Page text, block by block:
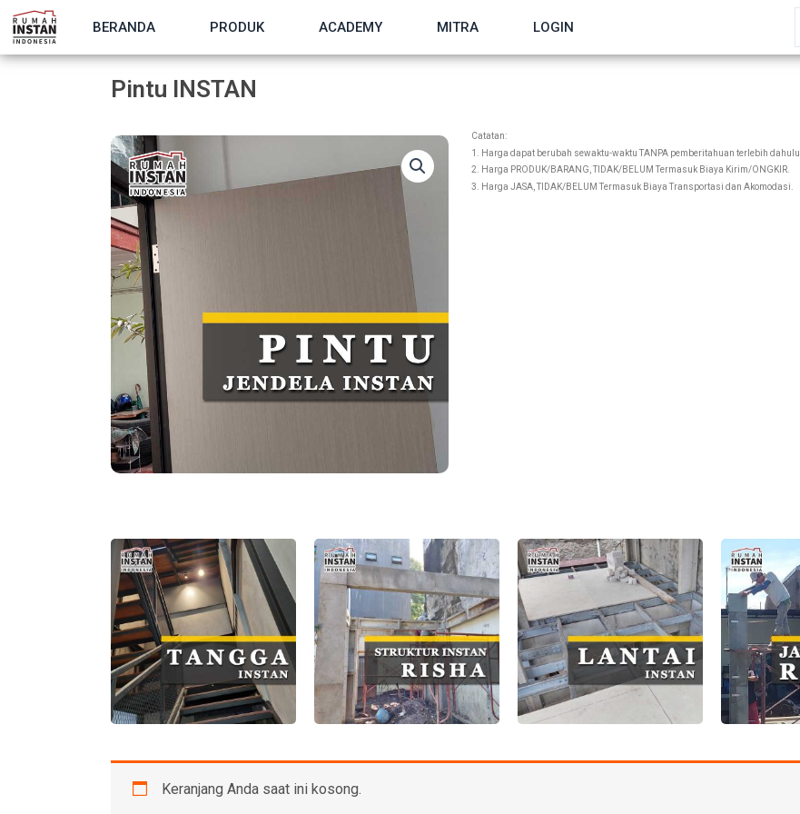
BERANDA PRODUK ACADEMY MITRA LOGIN
Pintu INSTAN
Catatan:
1. Harga dapat berubah sewaktu-waktu TANPA pemberitahuan terlebih dahulu.
2. Harga PRODUK/BARANG, TIDAK/BELUM Termasuk Biaya Kirim/ONGKIR.
3. Harga JASA, TIDAK/BELUM Termasuk Biaya Transportasi dan Akomodasi.
Keranjang Anda saat ini kosong.